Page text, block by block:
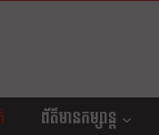
ព័ត៌មានកម្សាន្ត